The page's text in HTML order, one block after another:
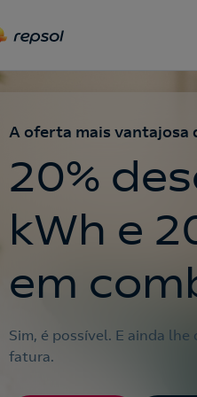
A oferta mais vantajosa
20%
kWh e
em
Sim, é possível. E ainda
fatura.